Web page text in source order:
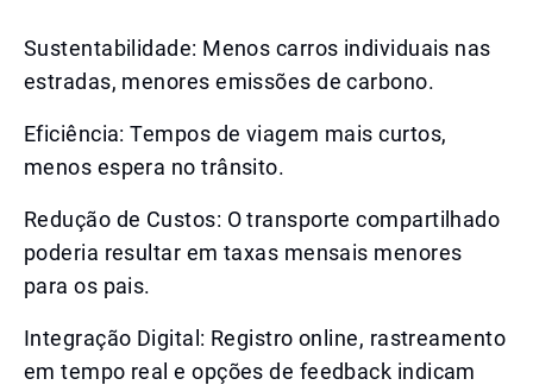
Sustentabilidade: Menos carros individuais nas
estradas, menores emissões de carbono.
Eficiência: Tempos de viagem mais curtos,
menos espera no trânsito.
Redução de Custos: O transporte compartilhado
poderia resultar em taxas mensais menores
para os pais.
Integração Digital: Registro online, rastreamento
em tempo real e opções de feedback indicam